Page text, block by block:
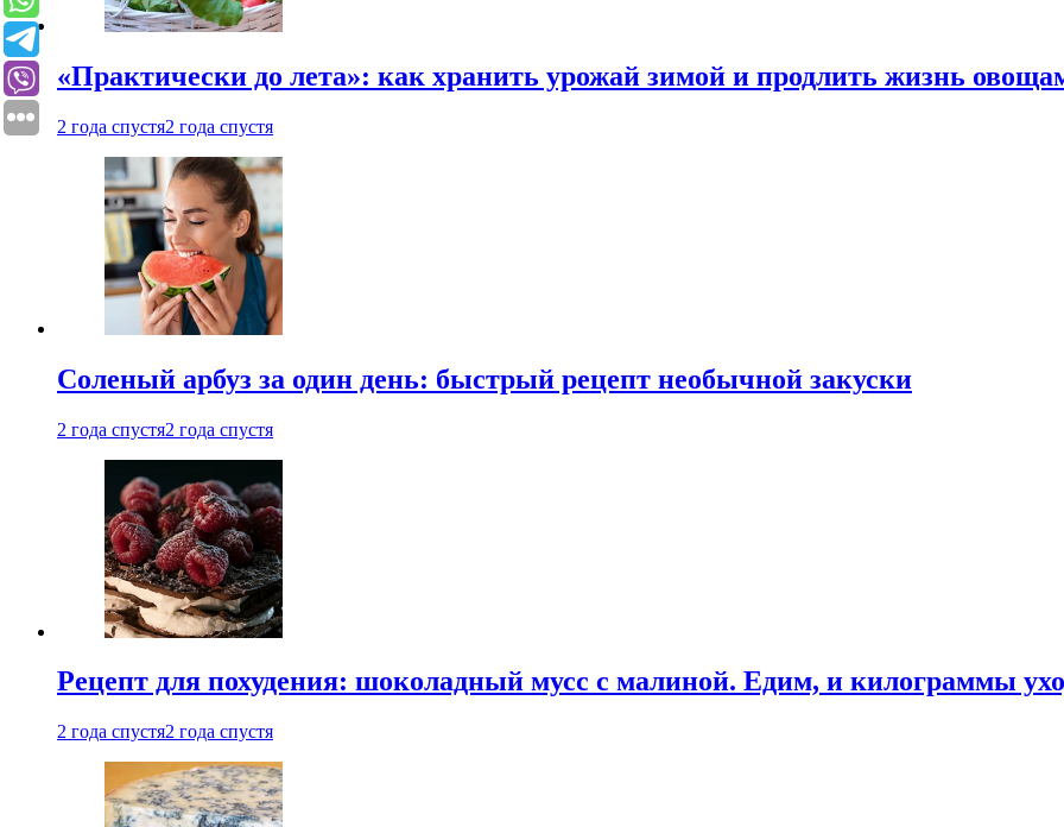
«Практически до лета»: как хранить урожай зимой и продлить жизнь
2 года спустя2 года спустя
Соленый арбуз за один день: быстрый рецепт необычной закуски
2 года спустя2 года спустя
Рецепт для похудения: шоколадный мусс с малиной. Едим, и килограммы
2 года спустя2 года спустя